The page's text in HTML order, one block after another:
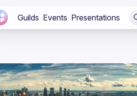
Guilds Events Presentations